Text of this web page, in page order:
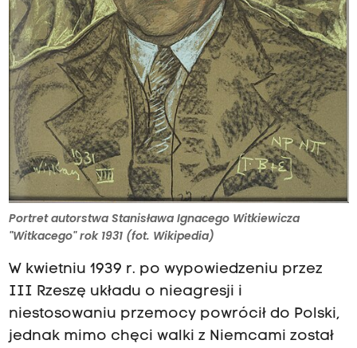
Portret autorstwa Stanisława Ignacego Witkiewicza
"Witkacego" rok 1931 (fot. Wikipedia)
W kwietniu 1939 r. po wypowiedzeniu przez
III Rzeszę układu o nieagresji i
niestosowaniu przemocy powrócił do Polski,
jednak mimo chęci walki z Niemcami został